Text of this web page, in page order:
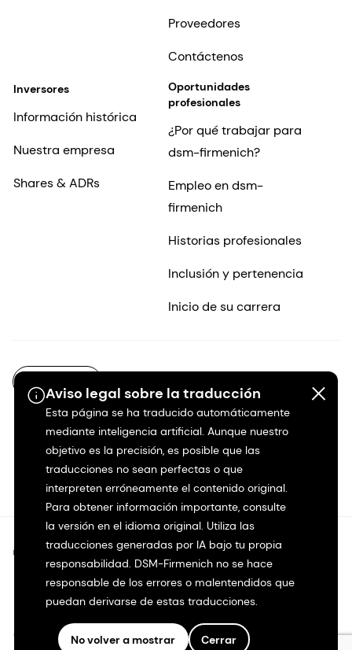
Aviso legal sobre la traducción
Esta página se ha traducido automáticamente
mediante inteligencia artificial. Aunque nuestro
objetivo es la precisión, es posible que las
traducciones no sean perfectas o que
interpreten erróneamente el contenido original.
Para obtener información importante, consulte
la versión en el idioma original. Utiliza las
traducciones generadas por IA bajo tu propia
responsabilidad. DSM-Firmenich no se hace
responsable de los errores o malentendidos que
puedan derivarse de estas traducciones.
No volver a mostrar Cerrar
Proveedores
Contáctenos
Inversores
Información histórica
Nuestra empresa
Shares & ADRs
Oportunidades
profesionales
¿Por qué trabajar para
dsm-firmenich?
Empleo en dsm-
firmenich
Historias profesionales
Inclusión y pertenencia
Inicio de su carrera
©2026 dsm-firmenich. Todos los derechos reservados.
Protección de datos
Condiciones de uso